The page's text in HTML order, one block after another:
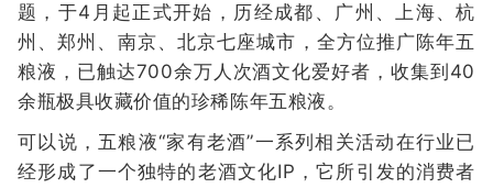
题，于4月起正式开始，历经成都、广州、上海、杭
州、郑州、南京、北京七座城市，全方位推广陈年五
粮液，已触达700余万人次酒文化爱好者，收集到40
余瓶极具收藏价值的珍稀陈年五粮液。
可以说，五粮液“家有老酒”一系列相关活动在行业已
经形成了一个独特的老酒文化IP，它所引发的消费者